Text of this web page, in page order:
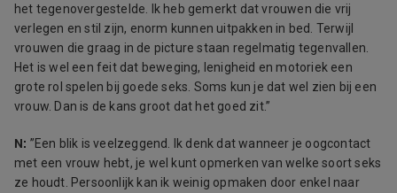
het tegenovergestelde. Ik heb gemerkt dat vrouwen die vrij
verlegen en stil zijn, enorm kunnen uitpakken in bed. Terwijl
vrouwen die graag in de picture staan regelmatig tegenvallen.
Het is wel een feit dat beweging, lenigheid en motoriek een
grote rol spelen bij goede seks. Soms kun je dat wel zien bij een
vrouw. Dan is de kans groot dat het goed zit.”
N: ”Een blik is veelzeggend. Ik denk dat wanneer je oogcontact
met een vrouw hebt, je wel kunt opmerken van welke soort seks
ze houdt. Persoonlijk kan ik weinig opmaken door enkel naar